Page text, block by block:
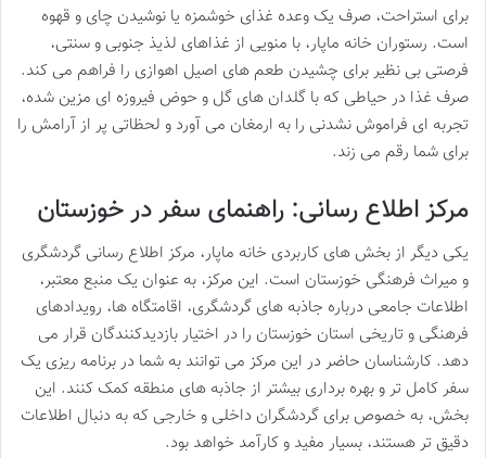
برای استراحت، صرف یک وعده غذای خوشمزه یا نوشیدن چای و قهوه
است. رستوران خانه ماپار، با منویی از غذاهای لذیذ جنوبی و سنتی،
فرصتی بی نظیر برای چشیدن طعم های اصیل اهوازی را فراهم می کند.
صرف غذا در حیاطی که با گلدان های گل و حوض فیروزه ای مزین شده،
تجربه ای فراموش نشدنی را به ارمغان می آورد و لحظاتی پر از آرامش را
برای شما رقم می زند.
مرکز اطلاع رسانی: راهنمای سفر در خوزستان
یکی دیگر از بخش های کاربردی خانه ماپار، مرکز اطلاع رسانی گردشگری
و میراث فرهنگی خوزستان است. این مرکز، به عنوان یک منبع معتبر،
اطلاعات جامعی درباره جاذبه های گردشگری، اقامتگاه ها، رویدادهای
فرهنگی و تاریخی استان خوزستان را در اختیار بازدیدکنندگان قرار می
دهد. کارشناسان حاضر در این مرکز می توانند به شما در برنامه ریزی یک
سفر کامل تر و بهره برداری بیشتر از جاذبه های منطقه کمک کنند. این
بخش، به خصوص برای گردشگران داخلی و خارجی که به دنبال اطلاعات
دقیق تر هستند، بسیار مفید و کارآمد خواهد بود.